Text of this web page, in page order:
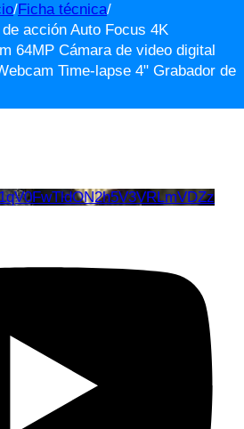
/Ficha técnica/
acción Auto Focus 4K
64MP Cámara de video digital
Time-lapse 4" Grabador de